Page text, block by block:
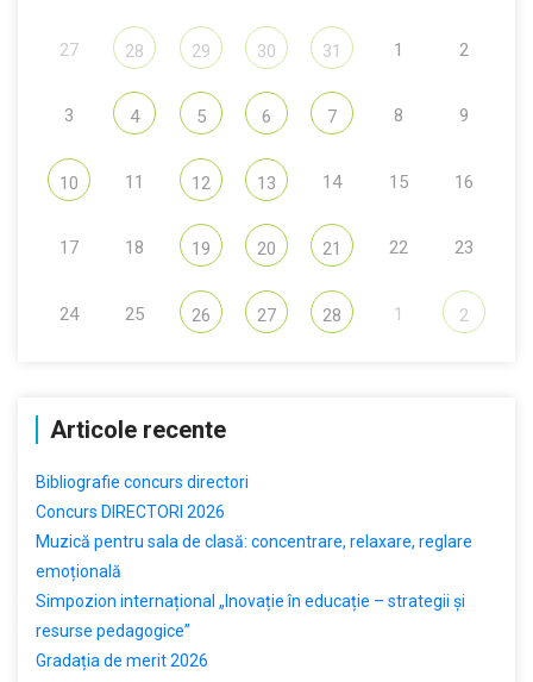
27 28 29 30 31 1 2
3 4 5 6 7 8 9
10 11 12 13 14 15 16
17 18 19 20 21 22 23
24 25 26 27 28 1 2
Articole recente
Bibliografie concurs directori
Concurs DIRECTORI 2026
Muzică pentru sala de clasă: concentrare, relaxare, reglare
emoțională
Simpozion internațional „Inovație în educație – strategii și
resurse pedagogice”
Gradația de merit 2026